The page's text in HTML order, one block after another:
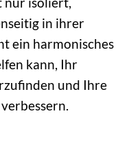
in ihrer
ein harmonisches
kann, Ihr
und Ihre